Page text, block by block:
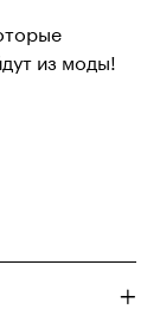
из моды!